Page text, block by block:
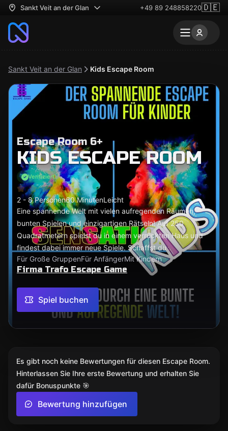
Sankt Veit an der Glan +49 89 248858220🇩🇪
Sankt Veit an der Glan Kids Escape Room
Escape Room 6+
KIDS ESCAPE ROOM
Verifiziert
2 - 8 Personen60 MinutenLeicht
Eine spannende Welt mit vielen aufregenden Räumen,
bunten Spielen und einzigartigen Rätseln! Auf 250
Quadratmetern spielst du in einem verrückten Haus und
findest dabei immer neue Spiele. Schaffst du
Für Große GruppenFür AnfängerMit Kindern
Firma Trafo Escape Game
Spiel buchen
Es gibt noch keine Bewertungen für diesen Escape Room.
Hinterlassen Sie Ihre erste Bewertung und erhalten Sie
dafür Bonuspunkte 🎯
Bewertung hinzufügen